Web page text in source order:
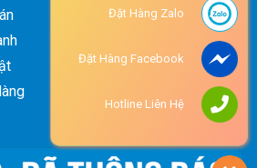
Đặt Hàng Zalo
Đặt Hàng Facebook
Hotline Liên Hệ